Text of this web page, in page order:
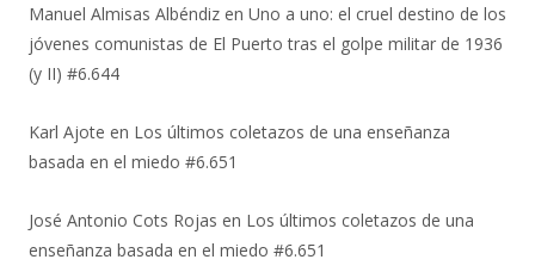
Manuel Almisas Albéndiz en Uno a uno: el cruel destino de los
jóvenes comunistas de El Puerto tras el golpe militar de 1936
(y II) #6.644
Karl Ajote en Los últimos coletazos de una enseñanza
basada en el miedo #6.651
José Antonio Cots Rojas en Los últimos coletazos de una
enseñanza basada en el miedo #6.651